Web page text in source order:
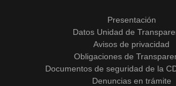
Presentación
Datos Unidad de
Avisos de privacidad
Obligaciones de
Documentos de seguridad de la
Denuncias en trámite